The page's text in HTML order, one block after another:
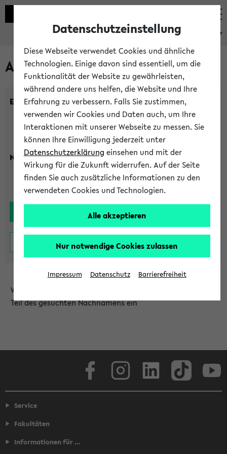
eKVV
Alle Lehrenden
Einrichtung:
Nachname:
Wählen Sie die Einrichtung aus und/oder geben Sie einen
Teil des gesuchten Nachnamens ein
Service
Fakultäten
Informationen für ...
Datenschutzeinstellung
Diese Webseite verwendet Cookies und ähnliche
Technologien. Einige davon sind essentiell, um die
Funktionalität der Website zu gewährleisten,
während andere uns helfen, die Website und Ihre
Erfahrung zu verbessern. Falls Sie zustimmen,
verwenden wir Cookies und Daten auch, um Ihre
Interaktionen mit unserer Webseite zu messen. Sie
können Ihre Einwilligung jederzeit unter
Datenschutzerklärung einsehen und mit der
Wirkung für die Zukunft widerrufen. Auf der Seite
finden Sie auch zusätzliche Informationen zu den
verwendeten Cookies und Technologien.
Alle akzeptieren
Nur notwendige Cookies zulassen
Impressum Datenschutz Barrierefreiheit